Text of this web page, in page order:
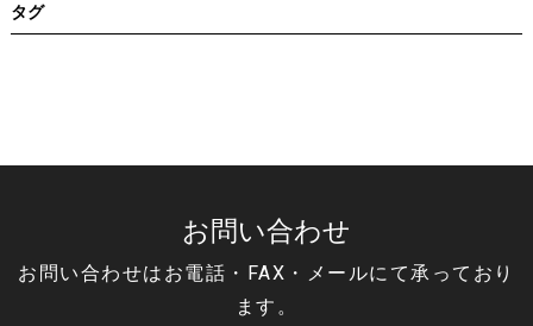
タグ
お問い合わせ
お問い合わせはお電話・FAX・メールにて承っており
ます。